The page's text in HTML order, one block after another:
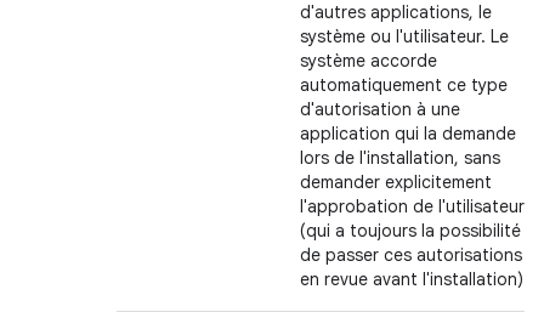
d'autres applications, le
système ou l'utilisateur. Le
système accorde
automatiquement ce type
d'autorisation à une
application qui la demande
lors de l'installation, sans
demander explicitement
l'approbation de l'utilisateur
(qui a toujours la possibilité
de passer ces autorisations
en revue avant l'installation).